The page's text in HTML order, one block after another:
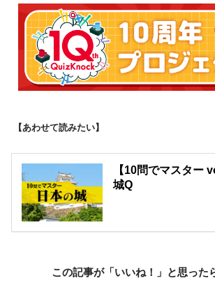
【あわせて読みたい】
【10問でマスター
城Q
この記事が「いいね！」と思った